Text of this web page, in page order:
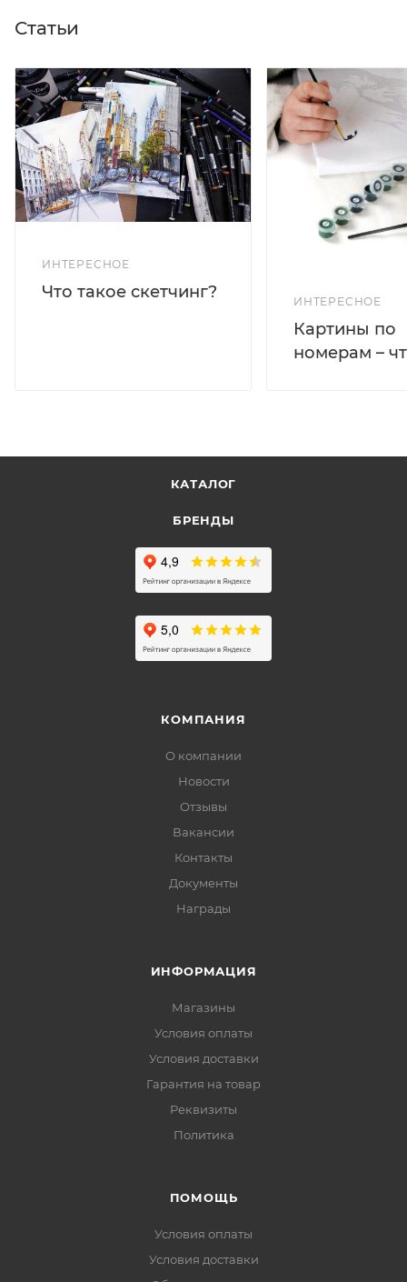
Статьи
ИНТЕРЕСНОЕ
Что такое скетчинг?
ИНТЕРЕСНОЕ
Картины по
номерам –
КАТАЛОГ
БРЕНДЫ
КОМПАНИЯ
О компании
Новости
Отзывы
Вакансии
Контакты
Документы
Награды
ИНФОРМАЦИЯ
Магазины
Условия оплаты
Условия доставки
Гарантия на товар
Реквизиты
Политика
ПОМОЩЬ
Условия оплаты
Условия доставки